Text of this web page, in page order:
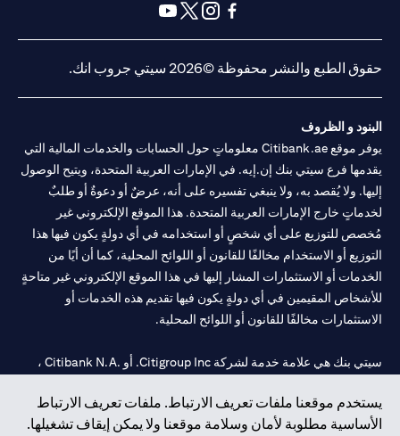
يستخدم موقعنا ملفات تعريف الارتباط. ملفات تعريف الارتباط
الأساسية مطلوبة لأمان وسلامة موقعنا ولا يمكن إيقاف تشغيلها.
opens in a new tab
opens in a new tab
حقوق الطبع والنشر محفوظة ©2026 سيتي جروب انك.
البنود و الظروف
يوفر موقع Citibank.ae معلوماتٍ حول الحسابات والخدمات المالية التي
يقدمها فرع سيتي بنك إن.إيه. في الإمارات العربية المتحدة، ويتيح الوصول
إليها. ولا يُقصد به، ولا ينبغي تفسيره على أنه، عرضٌ أو دعوةٌ أو طلبٌ
لخدماتٍ خارج الإمارات العربية المتحدة. هذا الموقع الإلكتروني غير
مُخصص للتوزيع على أي شخصٍ أو استخدامه في أي دولةٍ يكون فيها هذا
التوزيع أو الاستخدام مخالفًا للقانون أو اللوائح المحلية، كما أن أيًا من
الخدمات أو الاستثمارات المشار إليها في هذا الموقع الإلكتروني غير متاحةٍ
للأشخاص المقيمين في أي دولةٍ يكون فيها تقديم هذه الخدمات أو
الاستثمارات مخالفًا للقانون أو اللوائح المحلية.
سيتي بنك هي علامة خدمة لشركة Citigroup Inc. أو .Citibank N.A ،
سيتي بنك إن. إيه. الإمارات مسجل لدى مصرف الإمارات المركزي تحت